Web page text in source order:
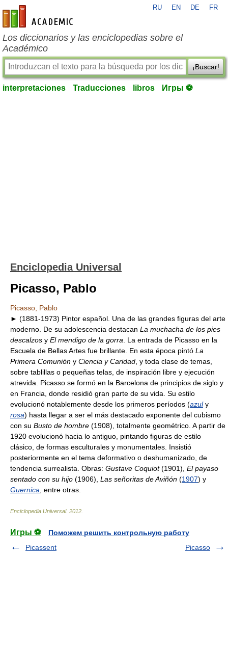
es-academic.com
RU EN DE FR
Los diccionarios y las enciclopedias sobre el
Académico
¡Buscar!
interpretaciones Traducciones libros Игры ⚽
Enciclopedia Universal
Picasso, Pablo
Picasso, Pablo
► (1881-1973) Pintor español. Una de las grandes figuras del arte
moderno. De su adolescencia destacan La muchacha de los pies
descalzos y El mendigo de la gorra . La entrada de Picasso en la
Escuela de Bellas Artes fue brillante. En esta época pintó La
Primera Comunión y Ciencia y Caridad , y toda clase de temas,
sobre tablillas o pequeñas telas, de inspiración libre y ejecución
atrevida. Picasso se formó en la Barcelona de principios de siglo y
en Francia, donde residió gran parte de su vida. Su estilo
evolucionó notablemente desde los primeros períodos (azuly
rosa) hasta llegar a ser el más destacado exponente del cubismo
con su Busto de hombre (1908), totalmente geométrico. A partir de
1920 evolucionó hacia lo antiguo, pintando figuras de estilo
clásico, de formas esculturales y monumentales. Insistió
posteriormente en el tema deformativo o deshumanizado, de
tendencia surrealista. Obras: Gustave Coquiot(1901), El payaso
sentado con su hijo (1906), Las señoritas de Aviñón (1907) y
Guernica , entre otras.
Enciclopedia Universal. 2012
Игры ⚽
Поможем решить контрольную работу
Picassent
Picasso